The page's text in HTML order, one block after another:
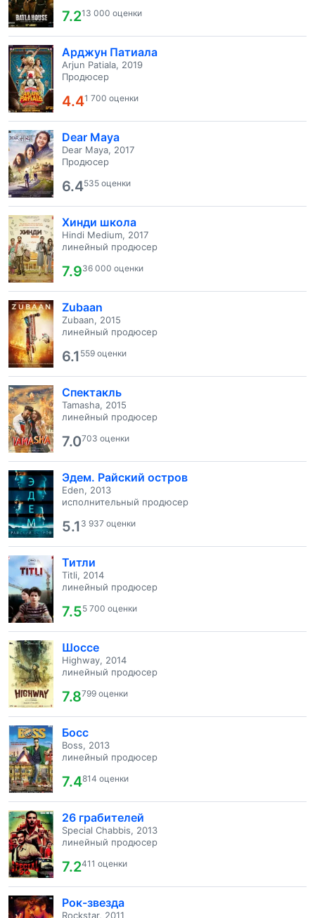
7.213 000 оценки
Арджун Патиала
Arjun Patiala, 2019
Продюсер
4.41 700 оценки
Dear Maya
Dear Maya, 2017
Продюсер
6.4535 оценки
Хинди школа
Hindi Medium, 2017
линейный продюсер
7.936 000 оценки
Zubaan
Zubaan, 2015
линейный продюсер
6.1 559 оценки
Спектакль
Tamasha, 2015
линейный продюсер
7.0703 оценки
Эдем. Райский остров
Eden, 2013
исполнительный продюсер
5.1 3 937 оценки
Титли
Titli, 2014
линейный продюсер
7.55 700 оценки
Шоссе
Highway, 2014
линейный продюсер
7.8799 оценки
Босс
Boss, 2013
линейный продюсер
7.4814 оценки
26 грабителей
Special Chabbis, 2013
линейный продюсер
7.2411 оценки
Рок-звезда
Rockstar, 2011